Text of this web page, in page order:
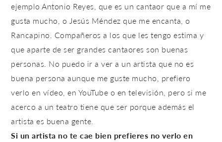
ejemplo Antonio Reyes, que es un cantaor que a mí me
gusta mucho, o Jesús Méndez que me encanta, o
Rancapino. Compañeros a los que les tengo estima y
que aparte de ser grandes cantaores son buenas
personas. No puedo ir a ver a un artista que no es
buena persona aunque me guste mucho, prefiero
verlo en vídeo, en YouTube o en televisión, pero si me
acerco a un teatro tiene que ser porque además el
artista es buena gente.
Si un artista no te cae bien prefieres no verlo en